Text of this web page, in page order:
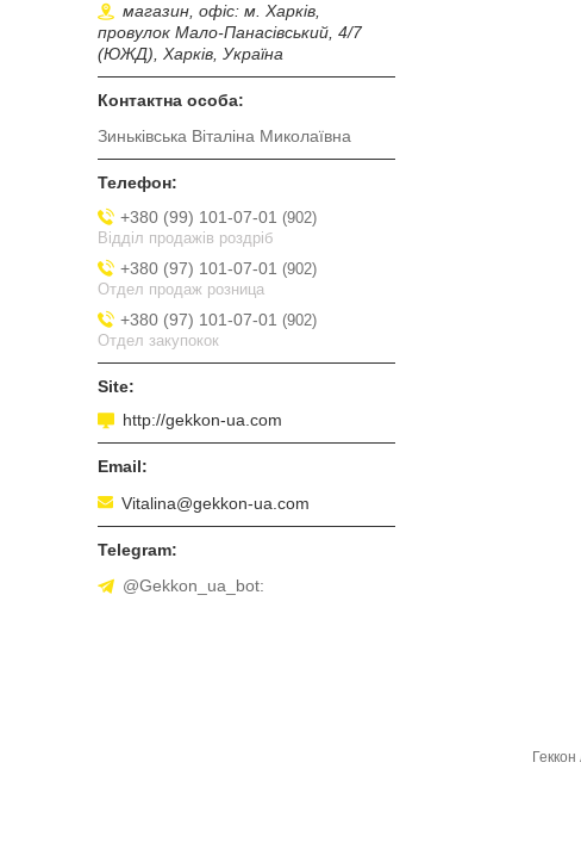
магазин, офіс: м. Харків,
провулок Мало-Панасівський, 4/7
(ЮЖД), Харків, Україна
Зиньківська Віталіна Миколаївна
+380 (99) 101-07-01
902
Відділ продажів роздріб
+380 (97) 101-07-01
902
Отдел продаж розница
+380 (97) 101-07-01
902
Отдел закупокок
http://gekkon-ua.com
Vitalina@gekkon-ua.com
@Gekkon_ua_bot: